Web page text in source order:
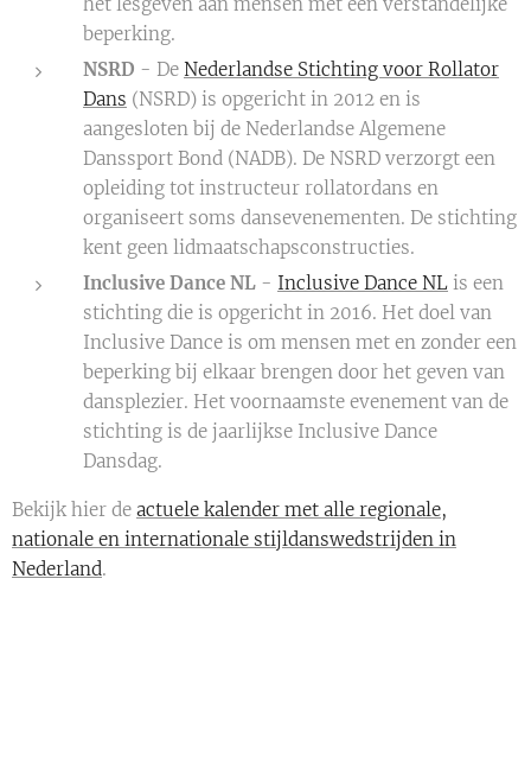
beperking.
NSRD - De Nederlandse Stichting voor Rollator
Dans (NSRD) is opgericht in 2012 en is
aangesloten bij de Nederlandse Algemene
Danssport Bond (NADB). De NSRD verzorgt een
opleiding tot instructeur rollatordans en
organiseert soms dansevenementen. De stichting
kent geen lidmaatschapsconstructies.
Inclusive Dance NL - Inclusive Dance NL is een
stichting die is opgericht in 2016. Het doel van
Inclusive Dance is om mensen met en zonder een
beperking bij elkaar brengen door het geven van
dansplezier. Het voornaamste evenement van de
stichting is de jaarlijkse Inclusive Dance
Dansdag.
Bekijk hier de actuele kalender met alle regionale,
nationale en internationale stijldanswedstrijden in
Nederland.